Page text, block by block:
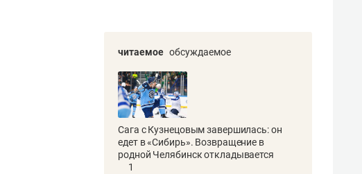
читаемое обсуждаемое
Сага с Кузнецовым завершилась: он
едет в «Сибирь». Возвращение в
родной Челябинск откладывается
1